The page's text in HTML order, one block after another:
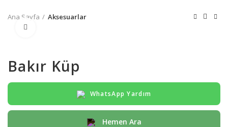
Ana Sayfa
Aksesuarlar
Bakır Küp
WhatsApp Yardım
Hemen Ara